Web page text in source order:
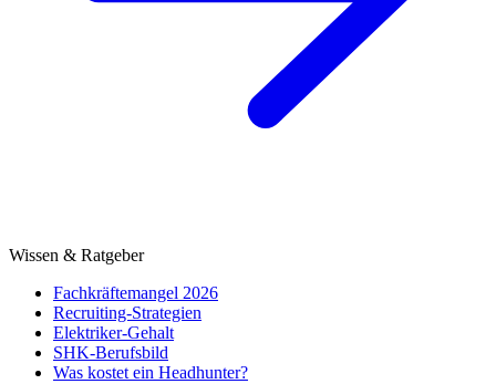
Wissen & Ratgeber
Fachkräftemangel 2026
Recruiting-Strategien
Elektriker-Gehalt
SHK-Berufsbild
Was kostet ein Headhunter?